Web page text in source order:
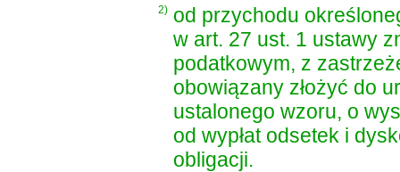
2) od przychodu
w art. 27 ust. 1 ustawy
podatkowym, z
obowiązany złożyć do
ustalonego wzoru, o
od wypłat odsetek i
obligacji.